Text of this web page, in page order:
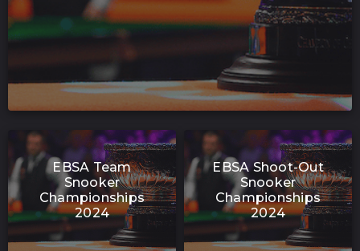
EBSA Team
Snooker
Championships
2024
EBSA Shoot-Out
Snooker
Championships
2024